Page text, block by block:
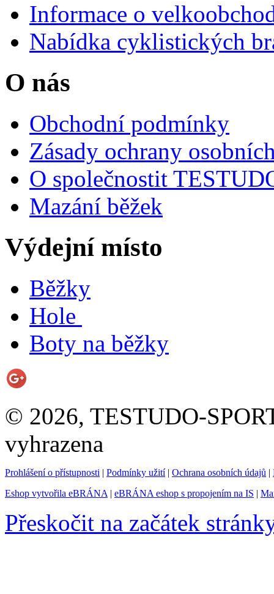
Informace o
Nabídka cyklistických
O nás
Obchodní podmínky
Zásady ochrany
O společnostit
Mazání běžek
Výdejní místo
Běžky
Hole
Boty na běžky
© 2026, TESTUDO-
vyhrazena
Prohlášení o přístupnosti | Podmínky užití| Ochrana osobních údajů |
Eshop vytvořila eBRÁNA | eBRÁNA eshop s propojením na IS |
Přeskočit na začátek